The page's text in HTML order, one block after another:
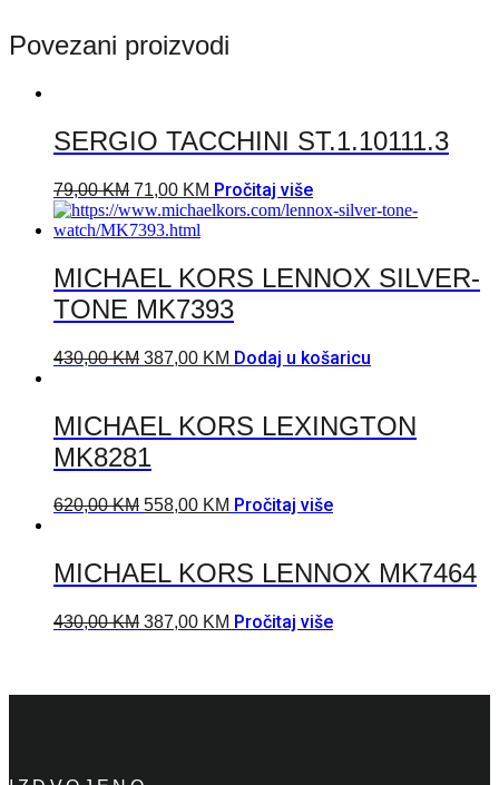
Povezani proizvodi
SERGIO TACCHINI ST.1.10111.3
79,00KM 71,00 KM Pročitaj više
MICHAEL KORS LENNOX SILVER-
TONE MK7393
430,00KM 387,00 KM Dodaj u košaricu
MICHAEL KORS LEXINGTON
MK8281
620,00KM 558,00 KM Pročitaj više
MICHAEL KORS LENNOX MK7464
430,00KM 387,00 KM Pročitaj više